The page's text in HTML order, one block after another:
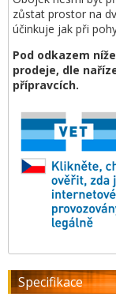
zůstat prostor na
účinkuje jak při
Pod odkazem
prodeje, dle
přípravcích.
Specifikace